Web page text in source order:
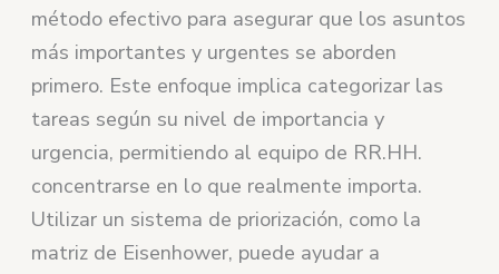
método efectivo para asegurar que los asuntos
más importantes y urgentes se aborden
primero. Este enfoque implica categorizar las
tareas según su nivel de importancia y
urgencia, permitiendo al equipo de RR.HH.
concentrarse en lo que realmente importa.
Utilizar un sistema de priorización, como la
matriz de Eisenhower, puede ayudar a